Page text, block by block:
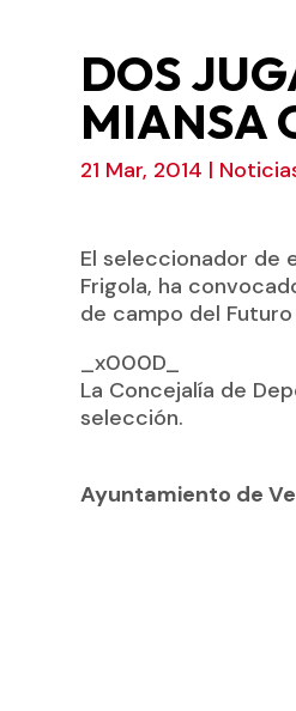
DOS
MIANSA
21 Mar, 2014 |
El seleccionador de
Frigola, ha
de campo del Futuro
_x000D_
La Concejalía de
selección.
Ayuntamiento de